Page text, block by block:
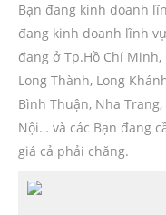
Bạn đang kinh doanh
đang kinh doanh lĩnh
đang ở Tp.Hồ Chí
Long Thành, Long
Bình Thuận, Nha
Nội… và các Bạn đang
giá cả phải chăng.